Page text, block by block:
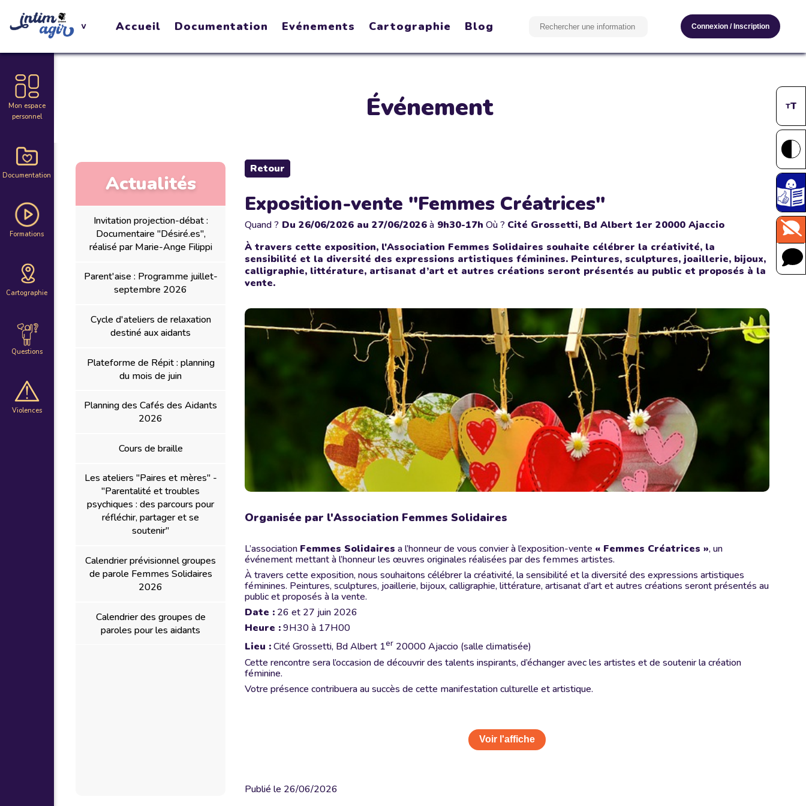
TT
Accueil Documentation Evénements Cartographie Blog Connexion/ Inscription
Mon espace
personnel
Documentation
Formations
Cartographie
Questions
Violences
Événement
Actualités
Invitation projection-débat :
Documentaire "Désiré.es",
réalisé par Marie-Ange Filippi
Parent'aise : Programme juillet-
septembre 2026
Cycle d'ateliers de relaxation
destiné aux aidants
Plateforme de Répit : planning
du mois de juin
Planning des Cafés des Aidants
2026
Cours de braille
Les ateliers "Paires et mères" -
"Parentalité et troubles
psychiques : des parcours pour
réfléchir, partager et se
soutenir"
Calendrier prévisionnel groupes
de parole Femmes Solidaires
2026
Calendrier des groupes de
paroles pour les aidants
Retour
Exposition-vente "Femmes Créatrices"
Quand ? Du 26/06/2026 au 27/06/2026à 9h30-17h Où ? Cité Grossetti, Bd Albert 1er 20000 Ajaccio
À travers cette exposition, l'Association Femmes Solidaires souhaite célébrer la créativité, la
sensibilité et la diversité des expressions artistiques féminines. Peintures, sculptures, joaillerie, bijoux,
calligraphie, littérature, artisanat d’art et autres créations seront présentés au public et proposés à la
vente.
Organisée par l'Association Femmes Solidaires
L’association Femmes Solidaires a l’honneur de vous convier à l’exposition-vente « Femmes Créatrices », un
événement mettant à l’honneur les œuvres originales réalisées par des femmes artistes.
À travers cette exposition, nous souhaitons célébrer la créativité, la sensibilité et la diversité des expressions artistiques
féminines. Peintures, sculptures, joaillerie, bijoux, calligraphie, littérature, artisanat d’art et autres créations seront présentés au
public et proposés à la vente.
Date : 26 et 27 juin 2026
Heure :9H30 à 17H00
Lieu :Cité Grossetti, Bd Albert 1er 20000 Ajaccio (salle climatisée)
Cette rencontre sera l’occasion de découvrir des talents inspirants, d’échanger avec les artistes et de soutenir la création
féminine.
Votre présence contribuera au succès de cette manifestation culturelle et artistique.
Voir l'affiche
Publié le 26/06/2026